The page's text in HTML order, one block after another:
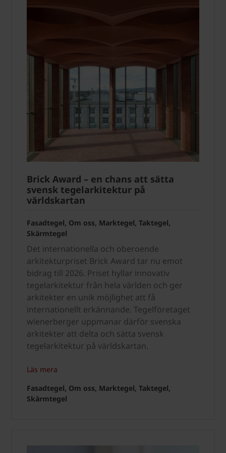
Brick Award – en chans att sätta
svensk tegelarkitektur på
världskartan
Fasadtegel, Om oss, Marktegel, Taktegel,
Skärmtegel
Det internationella och oberoende
arkitekturpriset Brick Award tar nu emot
bidrag till 2026. Priset hyllar innovativ
tegelarkitektur från hela världen och ger
arkitekter en unik möjlighet att få
internationellt erkännande. Tegelföretaget
wienerberger uppmanar därför svenska
arkitekter att delta och sätta svensk
tegelarkitektur på världskartan.
Läs mera
Fasadtegel, Om oss, Marktegel, Taktegel,
Skärmtegel